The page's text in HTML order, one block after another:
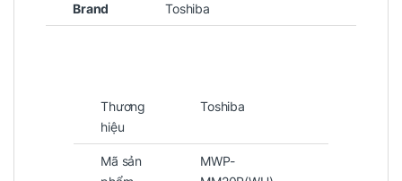
Brand Toshiba
Thương
hiệu
Toshiba
Mã sản
MWP-